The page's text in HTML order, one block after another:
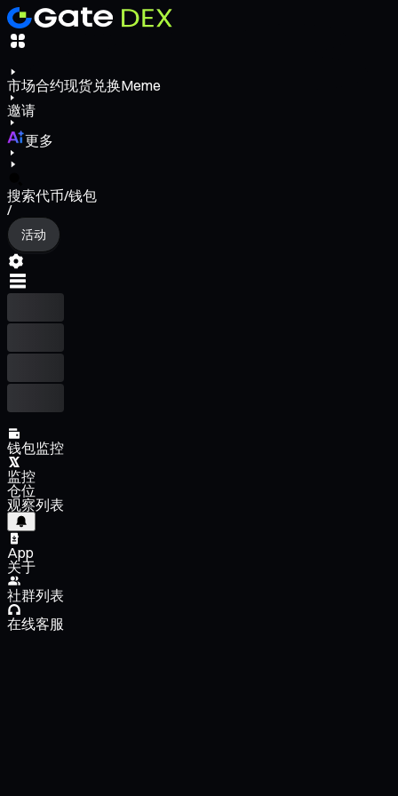
市场合约现货兑换Meme
邀请
更多
搜索代币/钱包
/
活动
钱包监控
监控
仓位
观察列表
App
关于
社群列表
在线客服